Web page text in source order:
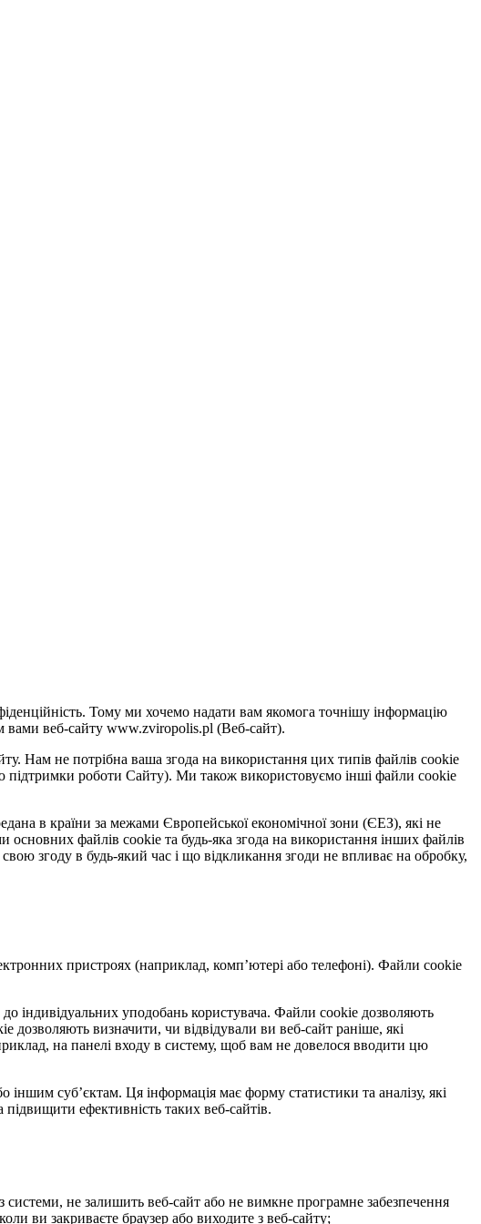
Тому ми хочемо надати вам якомога точнішу інформацію
вами веб-сайту www.zviropolis.pl (Веб-сайт).
Нам не потрібна ваша згода на використання цих типів файлів cookie
підтримки роботи Сайту). Ми також використовуємо інші файли cookie
в країни за межами Європейської економічної зони (ЄЕЗ), які не
файлів cookie та будь-яка згода на використання інших файлів
згоду в будь-який час і що відкликання згоди не впливає на обробку,
пристроях (наприклад, комп’ютері або телефоні). Файли cookie
індивідуальних уподобань користувача. Файли cookie дозволяють
дозволяють визначити, чи відвідували ви веб-сайт раніше, які
на панелі входу в систему, щоб вам не довелося вводити цю
суб’єктам. Ця інформація має форму статистики та аналізу, які
ефективність таких веб-сайтів.
не залишить веб-сайт або не вимкне програмне забезпечення
ви закриваєте браузер або виходите з веб-сайту;